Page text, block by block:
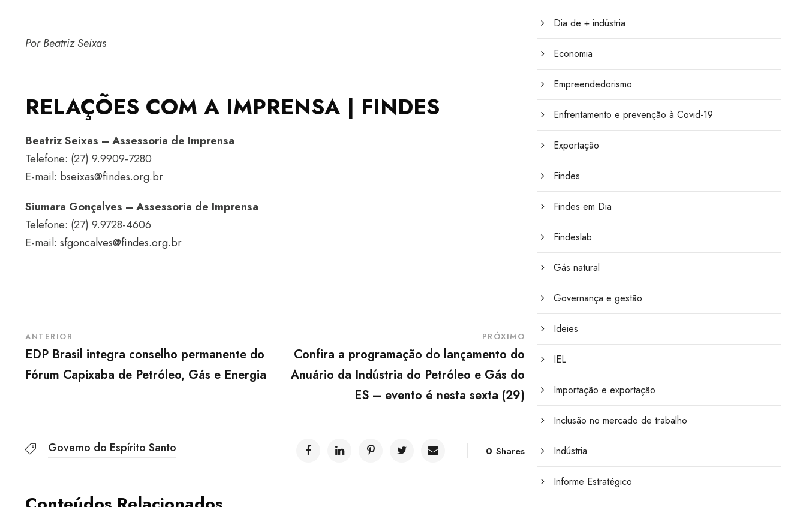
Por Beatriz Seixas
RELAÇÕES COM A IMPRENSA | FINDES
Beatriz Seixas – Assessoria de Imprensa
Telefone: (27) 9.9909-7280
E-mail: bseixas@findes.org.br
Siumara Gonçalves – Assessoria de Imprensa
Telefone: (27) 9.9728-4606
E-mail: sfgoncalves@findes.org.br
ANTERIOR
EDP Brasil integra conselho permanente do
Fórum Capixaba de Petróleo, Gás e Energia
PRÓXIMO
Confira a programação do lançamento do
Anuário da Indústria do Petróleo e Gás do
ES – evento é nesta sexta (29)
Governo do Espírito Santo 0 Shares
Dia de + indústria
Economia
Empreendedorismo
Enfrentamento e prevenção à Covid-19
Exportação
Findes
Findes em Dia
Findeslab
Gás natural
Governança e gestão
Ideies
IEL
Importação e exportação
Inclusão no mercado de trabalho
Indústria
Informe Estratégico